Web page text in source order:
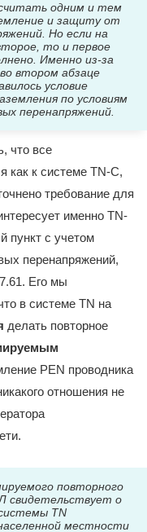
одним и тем
и защиту от
Но если на
то и первое
Именно из-за
втором абзаце
условие
по условиям
перенапряжений.
что все
как к системе TN-C,
требование для
именно TN-
пункт с учетом
перенапряжений,
Его мы
в системе TN на
делать повторное
PEN проводника
отношения не
повторного
свидетельствует о
TN
местности